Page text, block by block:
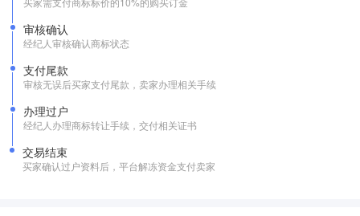
审核确认
经纪人审核确认商标状态
支付尾款
审核无误后买家支付尾款，卖家办理相关手续
办理过户
经纪人办理商标转让手续，交付相关证书
交易结束
买家确认过户资料后，平台解冻资金支付卖家